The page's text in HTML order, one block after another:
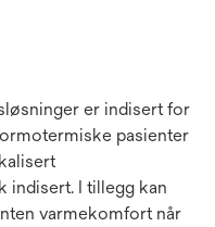
er indisert for
pasienter
indisert. I tillegg kan
varmekomfort når